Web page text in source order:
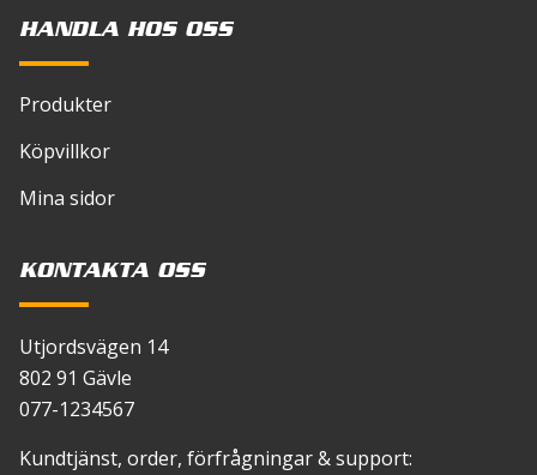
HANDLA HOS OSS
Produkter
Köpvillkor
Mina sidor
KONTAKTA OSS
Utjordsvägen 14
802 91 Gävle
077-1234567
Kundtjänst, order, förfrågningar & support: